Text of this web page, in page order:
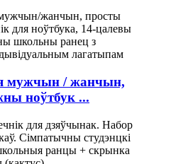
мужчын / жанчын,
ноўтбук ...